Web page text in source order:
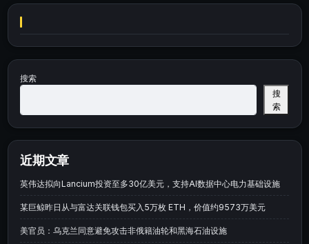
搜索
搜
索
近期文章
英伟达拟向Lancium投资至多30亿美元，支持AI数据中心电力基础设施
某巨鲸昨日从与富达关联钱包买入5万枚 ETH，价值约9573万美元
美官员：乌克兰同意避免攻击非俄籍油轮和黑海石油设施